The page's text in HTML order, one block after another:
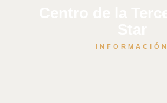
INFORMACIÓN